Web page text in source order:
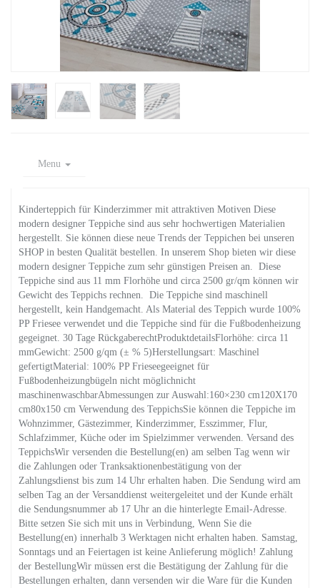
Menu
Kinderteppich für Kinderzimmer mit attraktiven Motiven Diese
modern designer Teppiche sind aus sehr hochwertigen Materialien
hergestellt. Sie können diese neue Trends der Teppichen bei unseren
SHOP in besten Qualität bestellen. In unserem Shop bieten wir diese
modern designer Teppiche zum sehr günstigen Preisen an. Diese
Teppiche sind aus 11 mm Florhöhe und circa 2500 gr/qm können wir
Gewicht des Teppichs rechnen. Die Teppiche sind maschinell
hergestellt, kein Handgemacht. Als Material des Teppich wurde 100%
PP Friesee verwendet und die Teppiche sind für die Fußbodenheizung
gegeignet. 30 Tage RückgaberechtProduktdetailsFlorhöhe: circa 11
mmGewicht: 2500 g/qm (± % 5)Herstellungsart: Maschinel
gefertigtMaterial: 100% PP Frieseegeeignet für
Fußbodenheizungbügeln nicht möglichnicht
maschinenwaschbarAbmessungen zur Auswahl:160×230 cm120X170
cm80x150 cm Verwendung des TeppichsSie können die Teppiche im
Wohnzimmer, Gästezimmer, Kinderzimmer, Esszimmer, Flur,
Schlafzimmer, Küche oder im Spielzimmer verwenden. Versand des
TeppichsWir versenden die Bestellung(en) am selben Tag wenn wir
die Zahlungen oder Tranksaktionenbestätigung von der
Zahlungsdienst bis zum 14 Uhr erhalten haben. Die Sendung wird am
selben Tag an der Versanddienst weitergeleitet und der Kunde erhält
die Sendungsnummer ab 17 Uhr an die hinterlegte Email-Adresse.
Bitte setzen Sie sich mit uns in Verbindung, Wenn Sie die
Bestellung(en) innerhalb 3 Werktagen nicht erhalten haben. Samstag,
Sonntags und an Feiertagen ist keine Anlieferung möglich! Zahlung
der BestellungWir müssen erst die Bestätigung der Zahlung für die
Bestellungen erhalten, dann versenden wir die Ware für die Kunden